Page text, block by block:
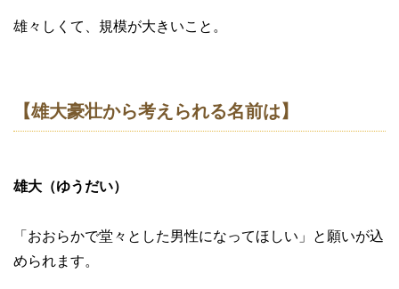
雄々しくて、規模が大きいこと。
【雄大豪壮から考えられる名前は】
雄大（ゆうだい）
「おおらかで堂々とした男性になってほしい」と願いが込
められます。